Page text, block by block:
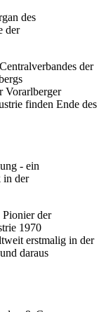
der
Vorarlberger
finden Ende des
der
1970
erstmalig in der
daraus